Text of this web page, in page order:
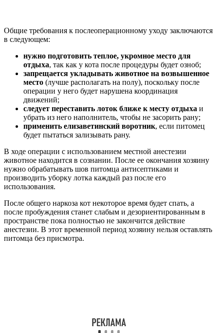
Общие требования к послеоперационному уходу заключаются
в следующем:
нужно подготовить теплое, укромное место для
отдыха, так как у кота после процедуры будет озноб;
запрещается укладывать животное на возвышенное
место (лучше располагать на полу), поскольку после
операции у него будет нарушена координация
движений;
следует переставить лоток ближе к месту отдыха и
убрать из него наполнитель, чтобы не засорить рану;
применить елизаветинский воротник, если питомец
будет пытаться зализывать рану.
В ходе операции с использованием местной анестезии
животное находится в сознании. После ее окончания хозяину
нужно обрабатывать шов питомца антисептиками и
производить уборку лотка каждый раз после его
использования.
После общего наркоза кот некоторое время будет спать, а
после пробуждения станет слабым и дезориентированным в
пространстве пока полностью не закончится действие
анестезии. В этот временной период хозяину нельзя оставлять
питомца без присмотра.